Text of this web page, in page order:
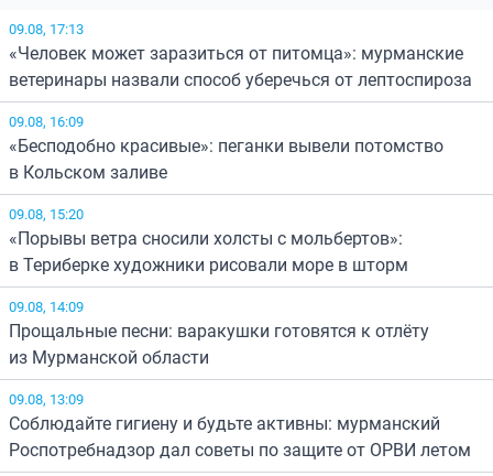
09.08, 17:13
«Человек может заразиться от питомца»: мурманские
ветеринары назвали способ уберечься от лептоспироза
09.08, 16:09
«Бесподобно красивые»: пеганки вывели потомство
в Кольском заливе
09.08, 15:20
«Порывы ветра сносили холсты с мольбертов»:
в Териберке художники рисовали море в шторм
09.08, 14:09
Прощальные песни: варакушки готовятся к отлёту
из Мурманской области
09.08, 13:09
Соблюдайте гигиену и будьте активны: мурманский
Роспотребнадзор дал советы по защите от ОРВИ летом